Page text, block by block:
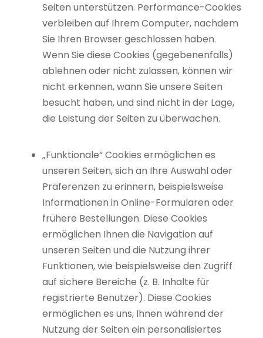
Seiten unterstützen. Performance-Cookies
verbleiben auf Ihrem Computer, nachdem
Sie Ihren Browser geschlossen haben.
Wenn Sie diese Cookies (gegebenenfalls)
ablehnen oder nicht zulassen, können wir
nicht erkennen, wann Sie unsere Seiten
besucht haben, und sind nicht in der Lage,
die Leistung der Seiten zu überwachen.
„Funktionale“ Cookies ermöglichen es
unseren Seiten, sich an Ihre Auswahl oder
Präferenzen zu erinnern, beispielsweise
Informationen in Online-Formularen oder
frühere Bestellungen. Diese Cookies
ermöglichen Ihnen die Navigation auf
unseren Seiten und die Nutzung ihrer
Funktionen, wie beispielsweise den Zugriff
auf sichere Bereiche (z. B. Inhalte für
registrierte Benutzer). Diese Cookies
ermöglichen es uns, Ihnen während der
Nutzung der Seiten ein personalisiertes